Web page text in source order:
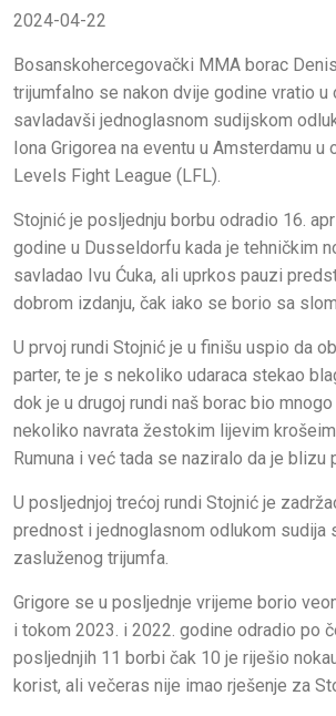
2024-04-22
Bosanskohercegovački MMA borac
trijumfalno se nakon dvije godine vratio u
savladavši jednoglasnom sudijskom
Iona Grigorea na eventu u Amsterdamu u
Levels Fight League (LFL).
Stojnić je posljednju borbu odradio 16.
godine u Dusseldorfu kada je tehničkim
savladao Ivu Ćuka, ali uprkos pauzi
dobrom izdanju, čak iako se borio sa
U prvoj rundi Stojnić je u finišu uspio da
parter, te je s nekoliko udaraca stekao
dok je u drugoj rundi naš borac bio mnogo
nekoliko navrata žestokim lijevim
Rumuna i već tada se naziralo da je blizu
U posljednjoj trećoj rundi Stojnić je
prednost i jednoglasnom odlukom sudija
zasluženog trijumfa.
Grigore se u posljednje vrijeme borio
i tokom 2023. i 2022. godine odradio po
posljednjih 11 borbi čak 10 je riješio
korist, ali večeras nije imao rješenje za